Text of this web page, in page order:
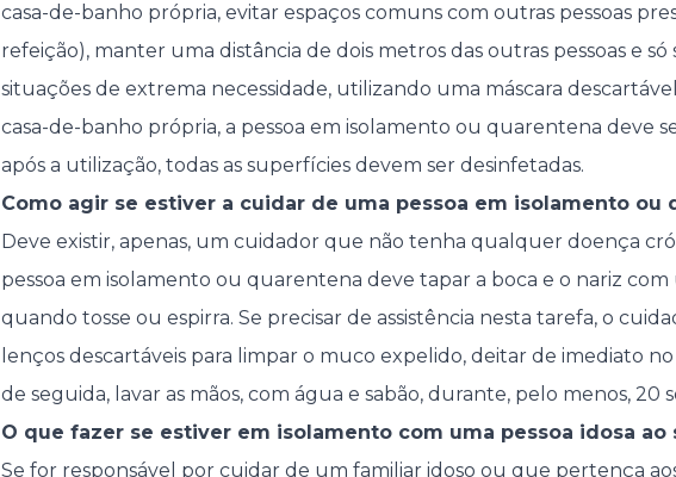
casa-de-banho própria, evitar espaços comuns com outras pessoas
refeição), manter uma distância de dois metros das outras pessoas e
situações de extrema necessidade, utilizando uma máscara
casa-de-banho própria, a pessoa em isolamento ou quarentena deve
após a utilização, todas as superfícies devem ser desinfetadas.
Como agir se estiver a cuidar de uma pessoa em isolamento ou
Deve existir, apenas, um cuidador que não tenha qualquer doença
pessoa em isolamento ou quarentena deve tapar a boca e o nariz
quando tosse ou espirra. Se precisar de assistência nesta tarefa, o
lenços descartáveis para limpar o muco expelido, deitar de imediato
de seguida, lavar as mãos, com água e sabão, durante, pelo menos, 20
O que fazer se estiver em isolamento com uma pessoa idosa ao
Se for responsável por cuidar de um familiar idoso ou que pertença